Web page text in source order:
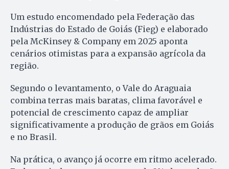
Um estudo encomendado pela Federação das
Indústrias do Estado de Goiás (Fieg) e elaborado
pela McKinsey & Company em 2025 aponta
cenários otimistas para a expansão agrícola da
região.
Segundo o levantamento, o Vale do Araguaia
combina terras mais baratas, clima favorável e
potencial de crescimento capaz de ampliar
significativamente a produção de grãos em Goiás
e no Brasil.
Na prática, o avanço já ocorre em ritmo acelerado.